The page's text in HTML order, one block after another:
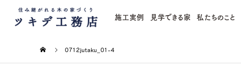
施工実例 見学できる家 私たちのこと
0712jutaku_01-4